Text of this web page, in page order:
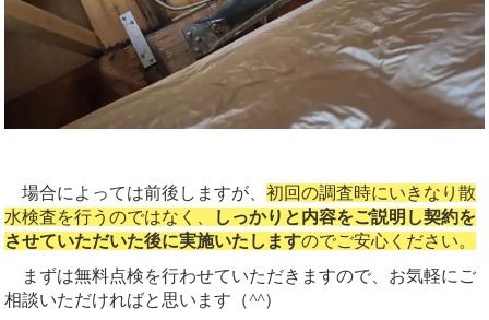
場合によっては前後しますが、初回の調査時にいきなり散
水検査を行うのではなく、
しっかりと内容をご説明し契約を
させていただいた後に実施いたしますのでご安心ください。
まずは無料点検を行わせていただきますので、お気軽にご
相談いただければと思います（^^）